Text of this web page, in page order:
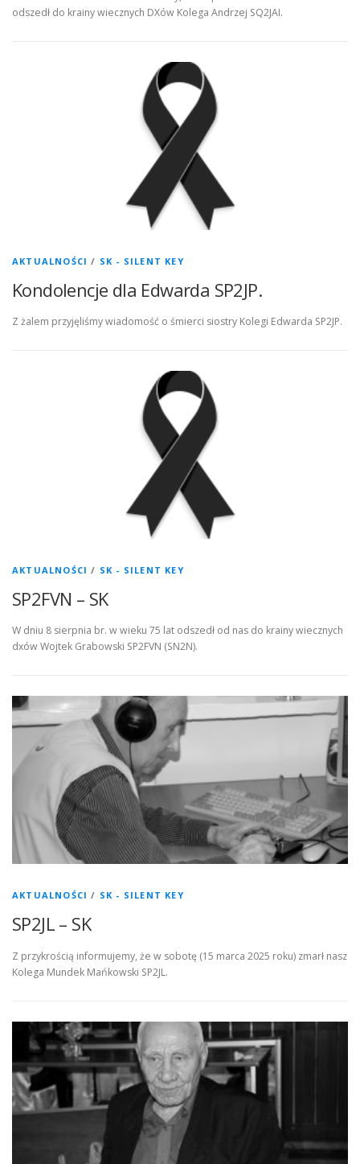
odszedł do krainy wiecznych DXów Kolega Andrzej SQ2JAI.
AKTUALNOŚCI / SK - SILENT KEY
Kondolencje dla Edwarda SP2JP.
Z żalem przyjęliśmy wiadomość o śmierci siostry Kolegi Edwarda SP2JP.
AKTUALNOŚCI / SK - SILENT KEY
SP2FVN – SK
W dniu 8 sierpnia br. w wieku 75 lat odszedł od nas do krainy wiecznych
dxów Wojtek Grabowski SP2FVN (SN2N).
AKTUALNOŚCI / SK - SILENT KEY
SP2JL – SK
Z przykrością informujemy, że w sobotę (15 marca 2025 roku) zmarł nasz
Kolega Mundek Mańkowski SP2JL.